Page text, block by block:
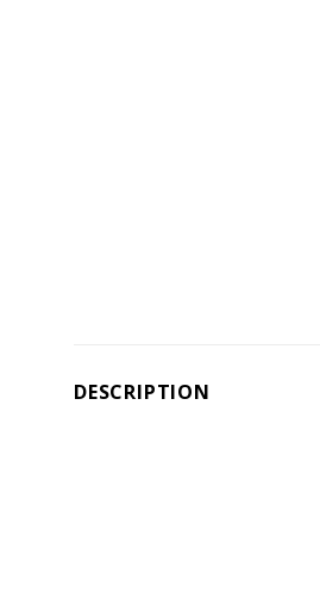
DESCRIPTION